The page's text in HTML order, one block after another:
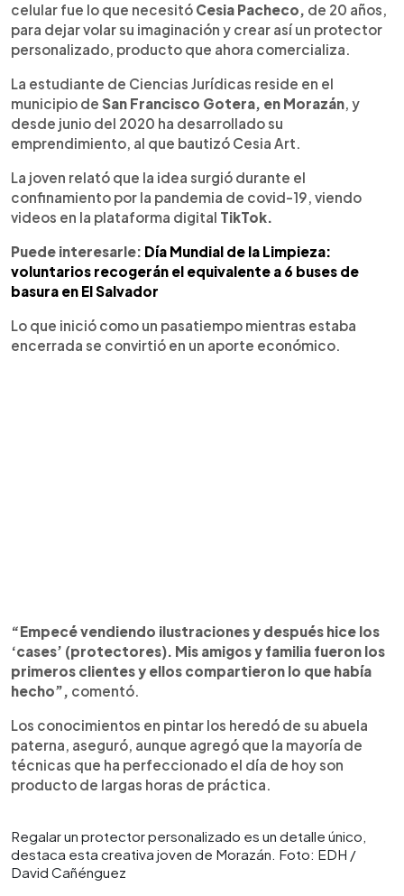
celular fue lo que necesitó Cesia Pacheco, de 20 años,
para dejar volar su imaginación y crear así un protector
personalizado, producto que ahora comercializa.
La estudiante de Ciencias Jurídicas reside en el
municipio de San Francisco Gotera, en Morazán, y
desde junio del 2020 ha desarrollado su
emprendimiento, al que bautizó Cesia Art.
La joven relató que la idea surgió durante el
confinamiento por la pandemia de covid-19, viendo
videos en la plataforma digital TikTok.
Puede interesarle: Día Mundial de la Limpieza:
voluntarios recogerán el equivalente a 6 buses de
basura en El Salvador
Lo que inició como un pasatiempo mientras estaba
encerrada se convirtió en un aporte económico.
“Empecé vendiendo ilustraciones y después hice los
‘cases’ (protectores). Mis amigos y familia fueron los
primeros clientes y ellos compartieron lo que había
hecho”, comentó.
Los conocimientos en pintar los heredó de su abuela
paterna, aseguró, aunque agregó que la mayoría de
técnicas que ha perfeccionado el día de hoy son
producto de largas horas de práctica.
Regalar un protector personalizado es un detalle único,
destaca esta creativa joven de Morazán. Foto: EDH /
David Cañénguez